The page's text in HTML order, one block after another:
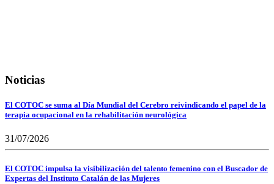
Noticias
El COTOC se suma al Día Mundial del Cerebro reivindicando el papel de la
terapia ocupacional en la rehabilitación neurológica
31/07/2026
El COTOC impulsa la visibilización del talento femenino con el Buscador de
Expertas del Instituto Catalán de las Mujeres